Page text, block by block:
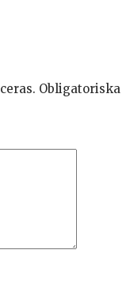
Obligatoriska